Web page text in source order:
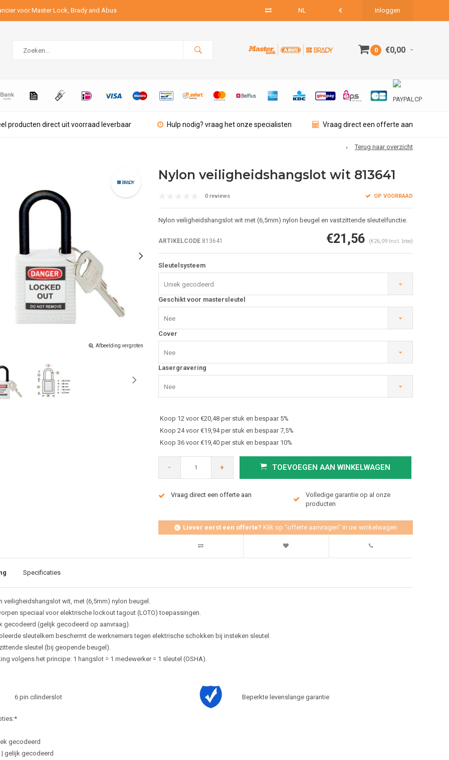
voor Master Lock, Brady and Abus NL € Inloggen
0 €0,00
producten direct uit voorraad leverbaar Hulp nodig? vraag het onze specialisten Vraag direct een offerte aan
Terug naar overzicht
Afbeelding vergroten
Nylon veiligheidshangslot wit 813641
0 reviews OP VOORRAAD
Nylon veiligheidshangslot wit met (6,5mm) nylon beugel en vastzittende sleutelfunctie.
ARTIKELCODE813641 €21,56 (€26,09 Incl. btw)
Sleutelsysteem
Uniek gecodeerd
Geschikt voor mastersleutel
Nee
Cover
Nee
Lasergravering
Nee
Koop 12 voor €20,48 per stuk en bespaar 5%
Koop 24 voor €19,94 per stuk en bespaar 7,5%
Koop 36 voor €19,40 per stuk en bespaar 10%
- + TOEVOEGEN AAN WINKELWAGEN
Vraag direct een offerte aan
Volledige garantie op al onze
producten
Liever eerst een offerte? Klik op "offerte aanvragen" in uw winkelwagen
Specificaties
veiligheidshangslot wit, met (6,5mm) nylon beugel.
speciaal voor elektrische lockout tagout (LOTO) toepassingen.
gecodeerd (gelijk gecodeerd op aanvraag).
sleutelkern beschermt de werknemers tegen elektrische schokken bij insteken sleutel.
sleutel (bij geopende beugel).
volgens het principe: 1 hangslot = 1 medewerker = 1 sleutel (OSHA).
6 pin cilinderslot Beperkte levenslange garantie
gecodeerd
gelijk gecodeerd